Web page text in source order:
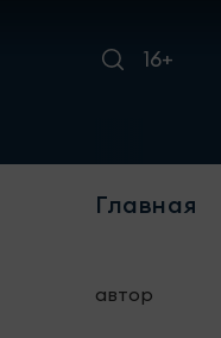
16+
Главная
автор